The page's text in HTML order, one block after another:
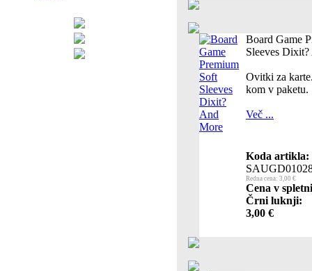
Board Game
Sleeves
Ovitki za
kom v paketu.
Več ...
Koda artikla:
Redna cena: 3,00 €
Cena v spletni
Črni luknji:
3,00 €